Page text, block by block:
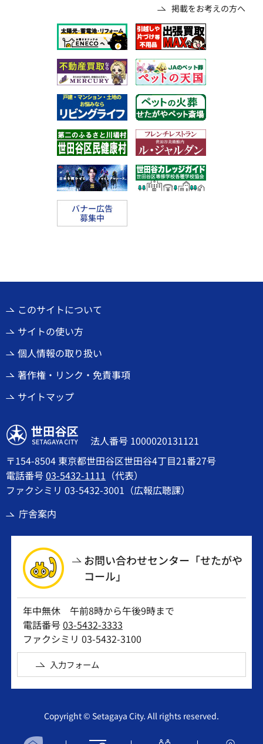
掲載をお考えの方へ
このサイトについて
サイトの使い方
個人情報の取り扱い
著作権・リンク・免責事項
サイトマップ
世田谷区
法人番号 1000020131121
〒154-8504 東京都世田谷区世田谷4丁目21番27号
電話番号03-5432-1111 （代表）
ファクシミリ 03-5432-3001（広報広聴課）
庁舎案内
お問い合わせセンター「せたがや
コール」
年中無休 午前8時から午後9時まで
電話番号03-5432-3333
ファクシミリ 03-5432-3100
入力フォーム
Copyright © Setagaya City. All rights reserved.